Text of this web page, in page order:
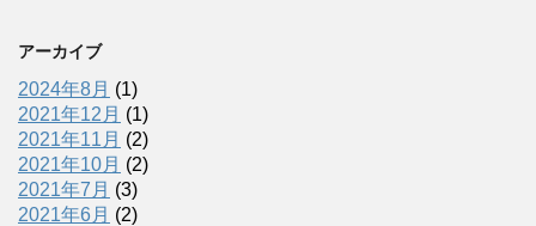
アーカイブ
2024年8月 (1)
2021年12月 (1)
2021年11月 (2)
2021年10月 (2)
2021年7月 (3)
2021年6月 (2)